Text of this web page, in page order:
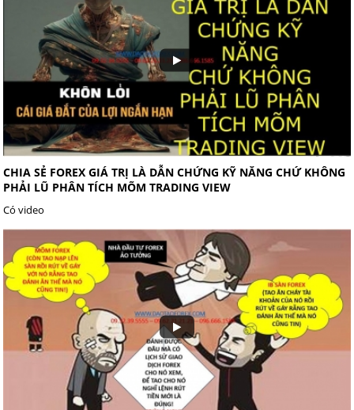
CHIA SẺ FOREX GIÁ TRỊ LÀ DẪN CHỨNG KỸ NĂNG CHỨ KHÔNG
PHẢI LŨ PHÂN TÍCH MÕM TRADING VIEW
Có video